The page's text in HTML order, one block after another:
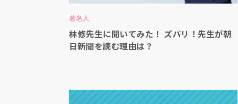
著名人
林修先生に聞いてみた！ ズバリ！先生が朝
日新聞を読む理由は？